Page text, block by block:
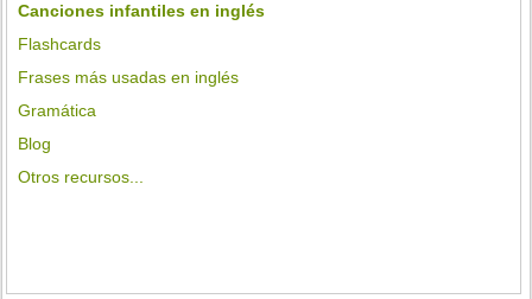
Canciones infantiles en inglés
Flashcards
Frases más usadas en inglés
Gramática
Blog
Otros recursos...